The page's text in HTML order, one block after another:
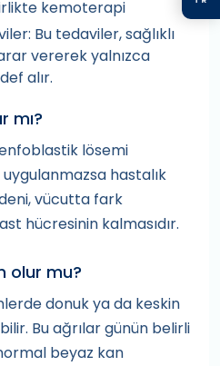
kemoterapi
Bu tedaviler, sağlıklı
vererek yalnızca
alır.
mı?
lösemi
hastalık
vücutta fark
hücresinin kalmasıdır.
olur mu?
donuk ya da keskin
Bu ağrılar günün belirli
beyaz kan